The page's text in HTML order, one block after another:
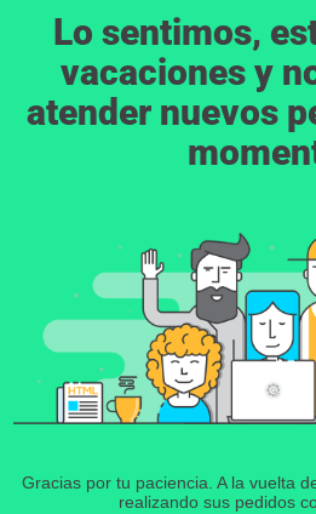
Lo sentimos,
vacaciones y
atender nuevos
Gracias por tu paciencia. A la vuelta
realizando sus pedidos